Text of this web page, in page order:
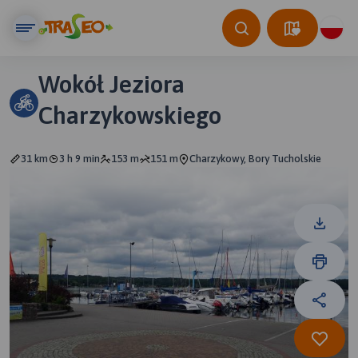
Wokół Jeziora
Charzykowskiego
31 km 3 h 9 min 153 m 151 m Charzykowy, Bory Tucholskie